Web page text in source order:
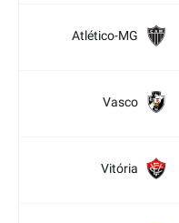
Atlético-MG
Vasco
Vitória